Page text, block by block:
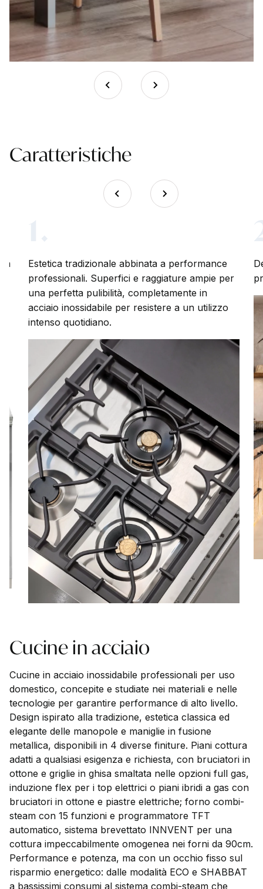
Caratteristiche
Estetica tradizionale abbinata a performance
professionali. Superfici e raggiature ampie per
una perfetta pulibilità, completamente in
acciaio inossidabile per resistere a un utilizzo
intenso quotidiano.
Cucine in acciaio
Cucine in acciaio inossidabile professionali per uso
domestico, concepite e studiate nei materiali e nelle
tecnologie per garantire performance di alto livello.
Design ispirato alla tradizione, estetica classica ed
elegante delle manopole e maniglie in fusione
metallica, disponibili in 4 diverse finiture. Piani cottura
adatti a qualsiasi esigenza e richiesta, con bruciatori in
ottone e griglie in ghisa smaltata nelle opzioni full gas,
induzione flex per i top elettrici o piani ibridi a gas con
bruciatori in ottone e piastre elettriche; forno combi-
steam con 15 funzioni e programmatore TFT
automatico, sistema brevettato INNVENT per una
cottura impeccabilmente omogenea nei forni da 90cm.
Performance e potenza, ma con un occhio fisso sul
risparmio energetico: dalle modalità ECO e SHABBAT
a bassissimi consumi al sistema combi-steam che